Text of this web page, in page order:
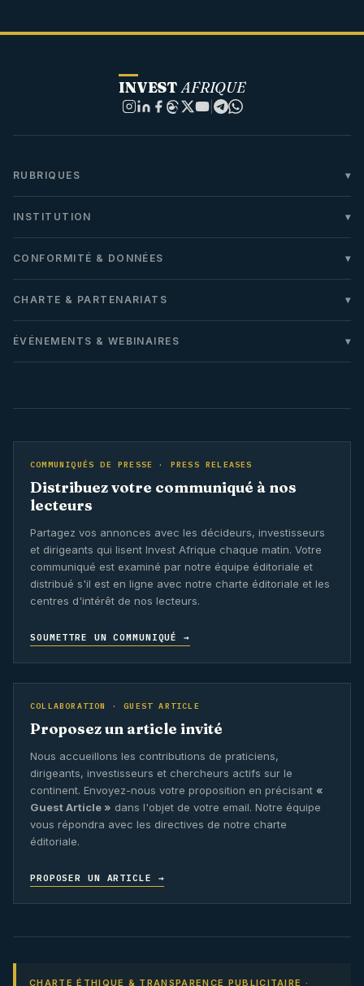
INVEST AFRIQUE
|
RUBRIQUES
INSTITUTION
CONFORMITÉ & DONNÉES
CHARTE & PARTENARIATS
ÉVÉNEMENTS & WEBINAIRES
COMMUNIQUÉS DE PRESSE · PRESS RELEASES
Distribuez votre communiqué à nos
lecteurs
Partagez vos annonces avec les décideurs, investisseurs
et dirigeants qui lisent Invest Afrique chaque matin. Votre
communiqué est examiné par notre équipe éditoriale et
distribué s'il est en ligne avec notre charte éditoriale et les
centres d'intérêt de nos lecteurs.
SOUMETTRE UN COMMUNIQUÉ →
COLLABORATION · GUEST ARTICLE
Proposez un article invité
Nous accueillons les contributions de praticiens,
dirigeants, investisseurs et chercheurs actifs sur le
continent. Envoyez-nous votre proposition en précisant «
Guest Article » dans l'objet de votre email. Notre équipe
vous répondra avec les directives de notre charte
éditoriale.
PROPOSER UN ARTICLE →
CHARTE ÉTHIQUE & TRANSPARENCE PUBLICITAIRE ·